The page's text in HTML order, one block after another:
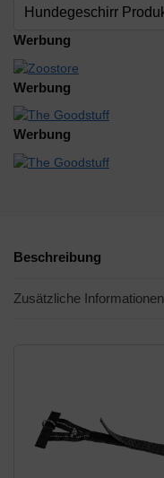
Werbung
Werbung
Werbung
Beschreibung
Zusätzliche Informationen